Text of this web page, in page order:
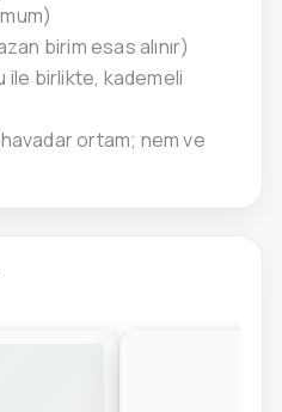
birim esas alınır)
ile birlikte, kademeli
ortam; nem ve